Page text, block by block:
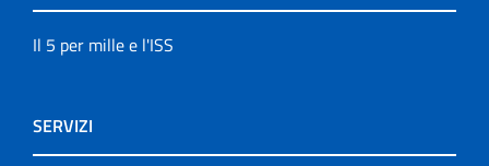
Il 5 per mille e l'ISS
SERVIZI